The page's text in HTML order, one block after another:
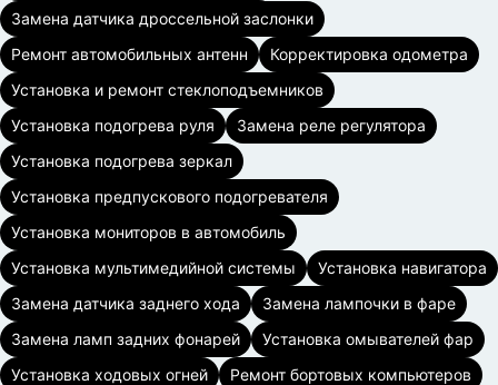
Замена датчика дроссельной заслонки
Ремонт автомобильных антенн
Корректировка одометра
Установка и ремонт стеклоподъемников
Установка подогрева руля
Замена реле регулятора
Установка подогрева зеркал
Установка предпускового подогревателя
Установка мониторов в автомобиль
Установка мультимедийной системы
Установка навигатора
Замена датчика заднего хода
Замена лампочки в фаре
Замена ламп задних фонарей
Установка омывателей фар
Установка ходовых огней
Ремонт бортовых компьютеров